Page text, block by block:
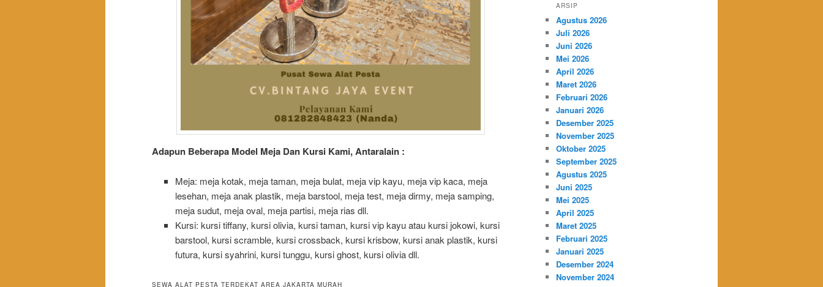
Adapun Beberapa Model Meja Dan Kursi Kami, Antaralain :
Meja: meja kotak, meja taman, meja bulat, meja vip kayu, meja vip kaca, meja
lesehan, meja anak plastik, meja barstool, meja test, meja dirmy, meja samping,
meja sudut, meja oval, meja partisi, meja rias dll.
Kursi: kursi tiffany, kursi olivia, kursi taman, kursi vip kayu atau kursi jokowi, kursi
barstool, kursi scramble, kursi crossback, kursi krisbow, kursi anak plastik, kursi
futura, kursi syahrini, kursi tunggu, kursi ghost, kursi olivia dll.
SEWA ALAT PESTA TERDEKAT AREA JAKARTA MURAH
ARSIP
Agustus 2026
Juli 2026
Juni 2026
Mei 2026
April 2026
Maret 2026
Februari 2026
Januari 2026
Desember 2025
November 2025
Oktober 2025
September 2025
Agustus 2025
Juni 2025
Mei 2025
April 2025
Maret 2025
Februari 2025
Januari 2025
Desember 2024
November 2024